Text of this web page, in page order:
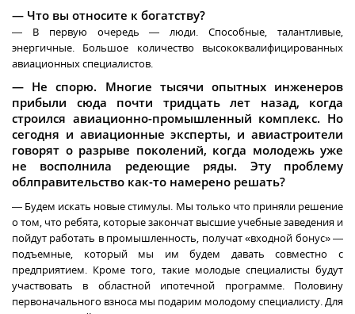
— Что вы относите к богатству?
— В первую очередь — люди. Способные, талантливые,
энергичные. Большое количество высококвалифицированных
авиационных специалистов.
— Не спорю. Многие тысячи опытных инженеров
прибыли сюда почти тридцать лет назад, когда
строился авиационно-промышленный комплекс. Но
сегодня и авиационные эксперты, и авиастроители
говорят о разрыве поколений, когда молодежь уже
не восполнила редеющие ряды. Эту проблему
облправительство как-то намерено решать?
— Будем искать новые стимулы. Мы только что приняли решение
о том, что ребята, которые закончат высшие учебные заведения и
пойдут работать в промышленность, получат «входной бонус» —
подъемные, который мы им будем давать совместно с
предприятием. Кроме того, такие молодые специалисты будут
участвовать в областной ипотечной программе. Половину
первоначального взноса мы подарим молодому специалисту. Для